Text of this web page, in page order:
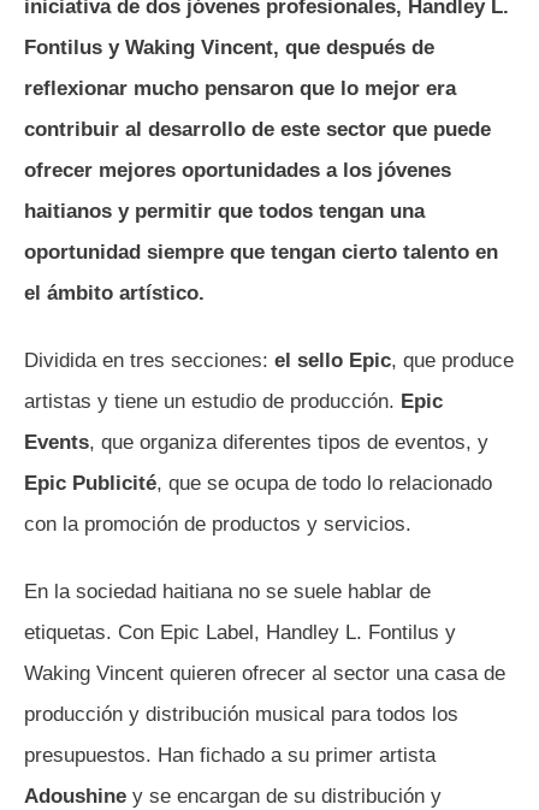
iniciativa de dos jóvenes profesionales, Handley L.
Fontilus y Waking Vincent, que después de
reflexionar mucho pensaron que lo mejor era
contribuir al desarrollo de este sector que puede
ofrecer mejores oportunidades a los jóvenes
haitianos y permitir que todos tengan una
oportunidad siempre que tengan cierto talento en
el ámbito artístico.
Dividida en tres secciones: el sello Epic, que produce
artistas y tiene un estudio de producción. Epic
Events, que organiza diferentes tipos de eventos, y
Epic Publicité, que se ocupa de todo lo relacionado
con la promoción de productos y servicios.
En la sociedad haitiana no se suele hablar de
etiquetas. Con Epic Label, Handley L. Fontilus y
Waking Vincent quieren ofrecer al sector una casa de
producción y distribución musical para todos los
presupuestos. Han fichado a su primer artista
Adoushine y se encargan de su distribución y